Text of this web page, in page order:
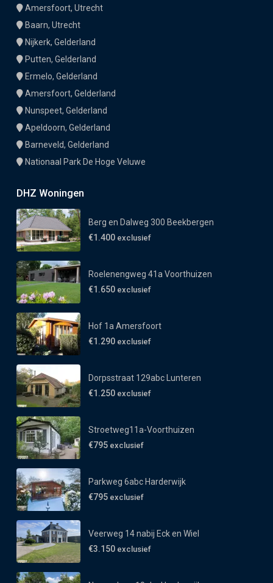
Amersfoort, Utrecht
Baarn, Utrecht
Nijkerk, Gelderland
Putten, Gelderland
Ermelo, Gelderland
Amersfoort, Gelderland
Nunspeet, Gelderland
Apeldoorn, Gelderland
Barneveld, Gelderland
Nationaal Park De Hoge Veluwe
DHZ Woningen
Berg en Dalweg 300 Beekbergen
€1.400 exclusief
Roelenengweg 41a Voorthuizen
€1.650 exclusief
Hof 1a Amersfoort
€1.290 exclusief
Dorpsstraat 129abc Lunteren
€1.250 exclusief
Stroetweg11a-Voorthuizen
€795 exclusief
Parkweg 6abc Harderwijk
€795 exclusief
Veerweg 14 nabij Eck en Wiel
€3.150 exclusief